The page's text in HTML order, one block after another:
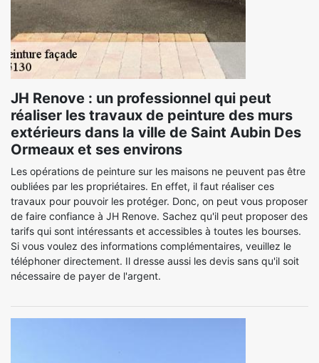
JH Renove : un professionnel qui peut
réaliser les travaux de peinture des murs
extérieurs dans la ville de Saint Aubin Des
Ormeaux et ses environs
Les opérations de peinture sur les maisons ne peuvent pas être
oubliées par les propriétaires. En effet, il faut réaliser ces
travaux pour pouvoir les protéger. Donc, on peut vous proposer
de faire confiance à JH Renove. Sachez qu'il peut proposer des
tarifs qui sont intéressants et accessibles à toutes les bourses.
Si vous voulez des informations complémentaires, veuillez le
téléphoner directement. Il dresse aussi les devis sans qu'il soit
nécessaire de payer de l'argent.